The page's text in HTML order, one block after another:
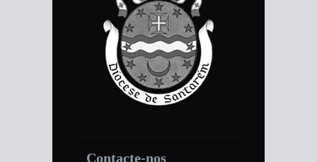
Contacte-nos